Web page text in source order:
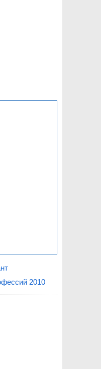
2010